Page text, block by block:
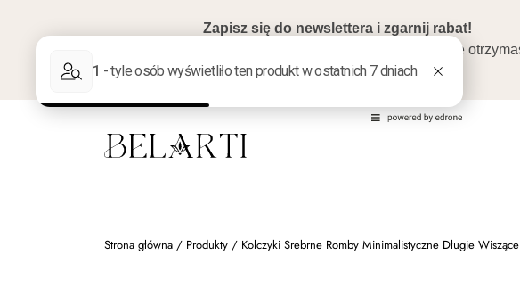
Strona główna / Produkty / Kolczyki Srebrne Romby Minimalistyczne Długie Wiszące